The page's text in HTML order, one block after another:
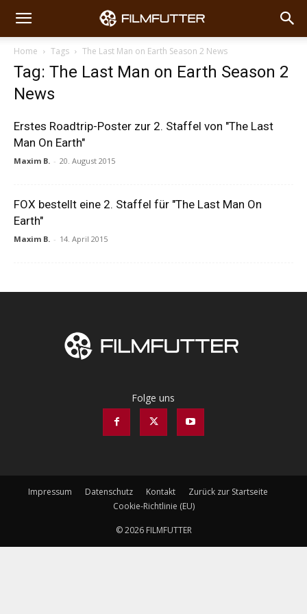
Home Tags The Last Man on Earth Season 2 News
Tag: The Last Man on Earth Season 2
News
Erstes Roadtrip-Poster zur 2. Staffel von "The Last
Man On Earth"
Maxim B. - 20. August 2015
FOX bestellt eine 2. Staffel für "The Last Man On
Earth"
Maxim B. - 14. April 2015
Folge uns
Impressum Datenschutz Kontakt
Zurück zur Startseite
Cookie-Richtlinie (EU)
© 2026 FILMFUTTER